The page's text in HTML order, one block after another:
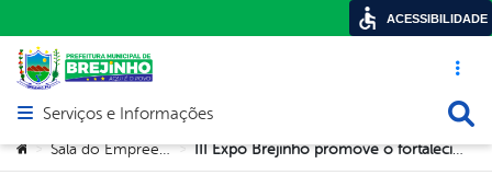
Acesso
Abrir menu principal de navegação
Serviços e Informações
Você está aqui:
> Sala do Empreendedor > III Expo Brejinho promove o fortalecimento da cultura local
ACESSIBILIDADE